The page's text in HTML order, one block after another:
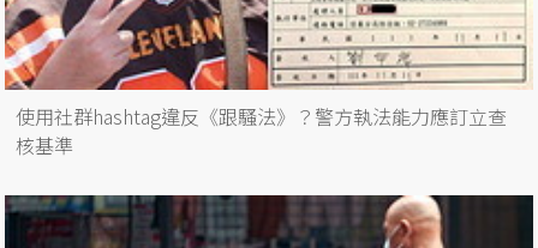
使用社群hashtag違反《跟騷法》？警方執法能力應訂立查
核基準